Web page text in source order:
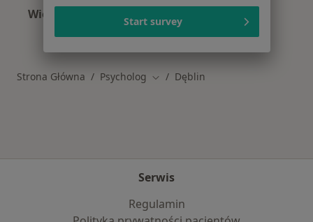
Więcej (9)
Więcej w kategorii: Najczęstsze schorzenia
Strona Główna Psycholog Zmień miasto
Dęblin
Serwis
Regulamin
Start survey